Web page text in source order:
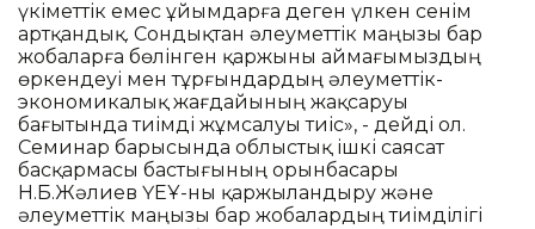
үкіметтік емес ұйымдарға деген үлкен сенім
артқандық. Сондықтан әлеуметтік маңызы бар
жобаларға бөлінген қаржыны аймағымыздың
өркендеуі мен тұрғындардың әлеуметтік-
экономикалық жағдайының жақсаруы
бағытында тиімді жұмсалуы тиіс», - дейді ол.
Семинар барысында облыстық ішкі саясат
басқармасы бастығының орынбасары
Н.Б.Жәлиев ҮЕҰ-ны қаржыландыру және
әлеуметтік маңызы бар жобалардың тиімділігі